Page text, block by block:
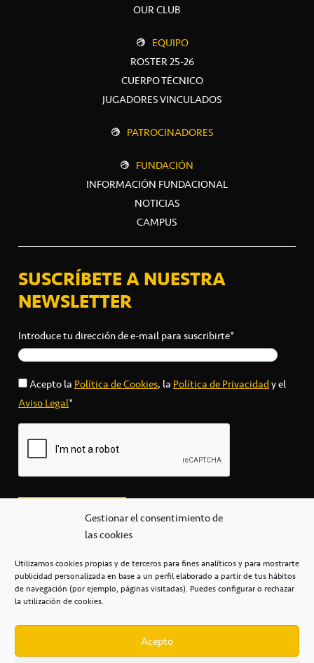
Gestionar el consentimiento de
las cookies
Utilizamos cookies propias y de terceros para fines analíticos y para mostrarte
publicidad personalizada en base a un perfil elaborado a partir de tus hábitos
de navegación (por ejemplo, páginas visitadas). Puedes configurar o rechazar
la utilización de cookies.
Acepto
OUR CLUB
EQUIPO
ROSTER 25-26
CUERPO TÉCNICO
JUGADORES VINCULADOS
PATROCINADORES
FUNDACIÓN
INFORMACIÓN FUNDACIONAL
NOTICIAS
CAMPUS
SUSCRÍBETE A NUESTRA
NEWSLETTER
Introduce tu dirección de e-mail para suscribirte*
Acepto laPolítica de Cookies, laPolítica de Privacidady el
Aviso Legal*
secretaria@cbcanarias.es
+34 922 253 684
Casa del Deporte / 38108 – La Laguna